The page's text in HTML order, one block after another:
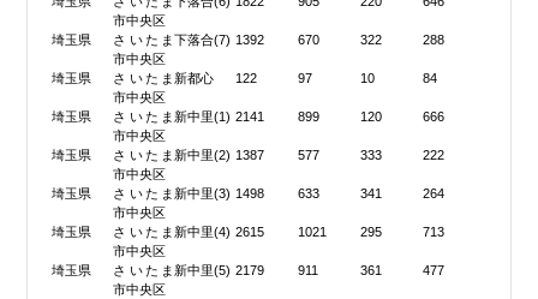
市中央区
埼玉県
さいたま
市中央区
下落合(7) 1392 670 322 288
埼玉県
さいたま
市中央区
新都心 122 97 10 84
埼玉県
さいたま
市中央区
新中里(1) 2141 899 120 666
埼玉県
さいたま
市中央区
新中里(2) 1387 577 333 222
埼玉県
さいたま
市中央区
新中里(3) 1498 633 341 264
埼玉県
さいたま
市中央区
新中里(4) 2615 1021 295 713
埼玉県
さいたま
市中央区
新中里(5) 2179 911 361 477